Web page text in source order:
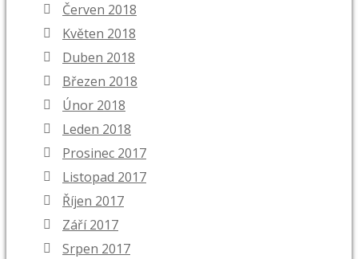
Červen 2018
Květen 2018
Duben 2018
Březen 2018
Únor 2018
Leden 2018
Prosinec 2017
Listopad 2017
Říjen 2017
Září 2017
Srpen 2017